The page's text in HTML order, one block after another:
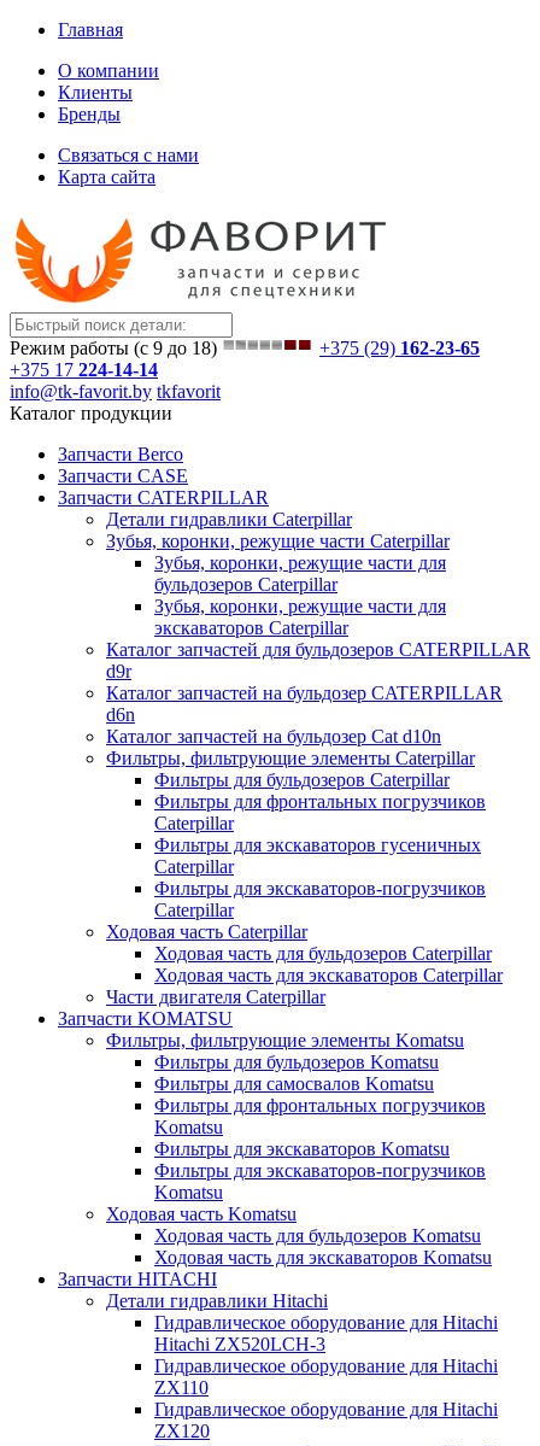
Главная
О компании
Клиенты
Бренды
Связаться с нами
Карта сайта
Режим работы (с 9 до 18) +375 (29) 162-23-65
+375 17 224-14-14
info@tk-favorit.by tkfavorit
Каталог продукции
Запчасти Berco
Запчасти CASE
Запчасти CATERPILLAR
Детали гидравлики Caterpillar
Зубья, коронки, режущие части Caterpillar
Зубья, коронки, режущие части для
бульдозеров Caterpillar
Зубья, коронки, режущие части для
экскаваторов Caterpillar
Каталог запчастей для бульдозеров CATERPILLAR
d9r
Каталог запчастей на бульдозер CATERPILLAR
d6n
Каталог запчастей на бульдозер Сat d10n
Фильтры, фильтрующие элементы Caterpillar
Фильтры для бульдозеров Caterpillar
Фильтры для фронтальных погрузчиков
Caterpillar
Фильтры для экскаваторов гусеничных
Caterpillar
Фильтры для экскаваторов-погрузчиков
Caterpillar
Ходовая часть Caterpillar
Ходовая часть для бульдозеров Caterpillar
Ходовая часть для экскаваторов Caterpillar
Части двигателя Caterpillar
Запчасти KOMATSU
Фильтры, фильтрующие элементы Komatsu
Фильтры для бульдозеров Komatsu
Фильтры для самосвалов Komatsu
Фильтры для фронтальных погрузчиков
Komatsu
Фильтры для экскаваторов Komatsu
Фильтры для экскаваторов-погрузчиков
Komatsu
Ходовая часть Komatsu
Ходовая часть для бульдозеров Komatsu
Ходовая часть для экскаваторов Komatsu
Запчасти HITACHI
Детали гидравлики Hitachi
Гидравлическое оборудование для Hitachi
Hitachi ZX520LCH-3
Гидравлическое оборудование для Hitachi
ZX110
Гидравлическое оборудование для Hitachi
ZX120